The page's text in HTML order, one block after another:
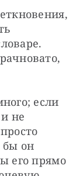
если
не
бы он
его прямо